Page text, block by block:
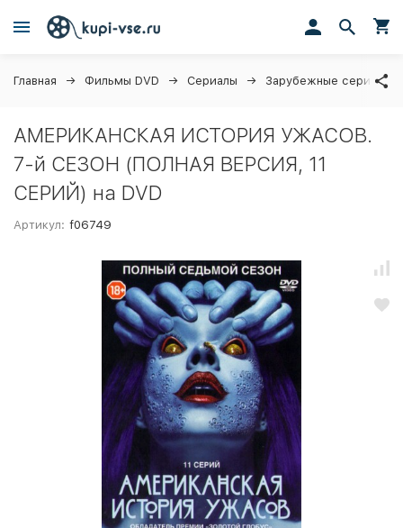
Главная Фильмы DVD Сериалы Зарубежные сериалы
АМЕРИКАНСКАЯ ИСТОРИЯ УЖАСОВ.
7-й СЕЗОН (ПОЛНАЯ ВЕРСИЯ, 11
СЕРИЙ) на DVD
Артикул: f06749